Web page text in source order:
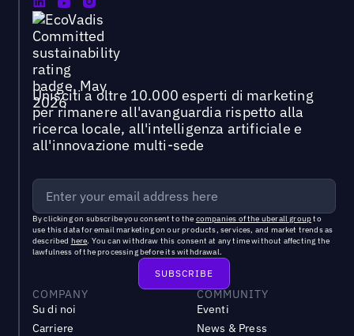
Unisciti a oltre 10.000 esperti di marketing
per rimanere all'avanguardia rispetto alla
ricerca locale, all'intelligenza artificiale e
all'innovazione multi-sede
By clicking on subscribe you consent to the companies of the uberall groupto
use this data for email marketing on our products, services, and market trends as
described here. You can withdraw this consent at any time without affecting the
lawfulness of the processing before its withdrawal.
COMPANY
Su di noi
Carriere
COMMUNITY
Eventi
News & Press